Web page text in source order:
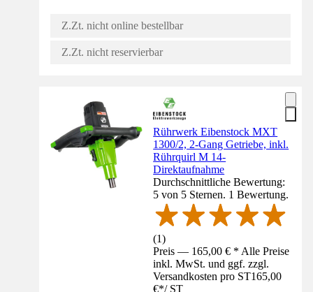
Z.Zt. nicht online bestellbar
Z.Zt. nicht reservierbar
Rührwerk Eibenstock MXT
1300/2, 2-Gang Getriebe, inkl.
Rührquirl M 14-
Direktaufnahme
Durchschnittliche Bewertung:
5 von 5 Sternen. 1 Bewertung.
(1)
Preis — 165,00 € * Alle Preise
inkl. MwSt. und ggf. zzgl.
Versandkosten pro ST165,00
€*/ ST